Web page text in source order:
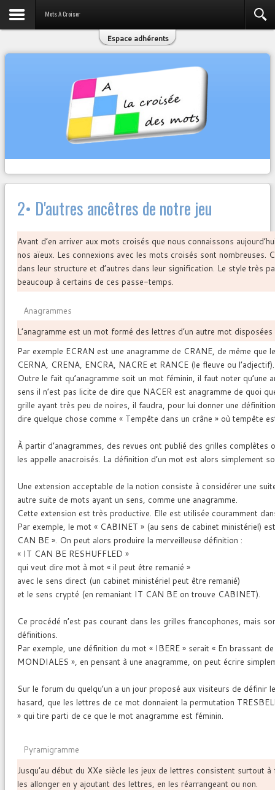
Mots A Croiser
Espace adhérents
2• D'autres ancêtres de notre jeu
Avant d’en arriver aux mots croisés que nous connaissons
nos aïeux. Les connexions avec les mots croisés sont nombreuses.
dans leur structure et d’autres dans leur signification. Le style très
beaucoup à certains de ces passe-temps.
Anagrammes
L’anagramme est un mot formé des lettres d’un autre mot
Par exemple ECRAN est une anagramme de CRANE, de même
CERNA, CRENA, ENCRA, NACRE et RANCE (le fleuve ou l’adjectif).
Outre le fait qu’anagramme soit un mot féminin, il faut noter
sens il n’est pas licite de dire que NACER est anagramme de quoi
grille ayant très peu de noires, il faudra, pour lui donner une
dire quelque chose comme « Tempête dans un crâne » où tempête
À partir d’anagrammes, des revues ont publié des grilles complètes
les appelle anacroisés. La définition d’un mot est alors simplement
Une extension acceptable de la notion consiste à considérer une
autre suite de mots ayant un sens, comme une anagramme.
Cette extension est très productive. Elle est utilisée couramment
Par exemple, le mot « CABINET » (au sens de cabinet ministériel)
CAN BE ». On peut alors produire la merveilleuse définition :
« IT CAN BE RESHUFFLED »
qui veut dire mot à mot « il peut être remanié »
avec le sens direct (un cabinet ministériel peut être remanié)
et le sens crypté (en remaniant IT CAN BE on trouve CABINET).
Ce procédé n’est pas courant dans les grilles francophones, mais
définitions.
Par exemple, une définition du mot « IBERE » serait « En brassant
MONDIALES », en pensant à une anagramme, on peut écrire
Sur le forum du quelqu’un a un jour proposé aux visiteurs de définir
hasard, que les lettres de ce mot donnaient la permutation
» qui tire parti de ce que le mot anagramme est féminin.
Pyramigramme
Jusqu’au début du XXe siècle les jeux de lettres consistent surtout
les allonger en y ajoutant des lettres, en les réarrangeant ou non.